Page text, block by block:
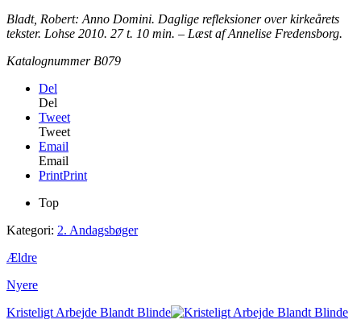
Bladt, Robert: Anno Domini. Daglige refleksioner over kirkeårets
tekster. Lohse 2010. 27 t. 10 min. – Læst af Annelise Fredensborg.
Katalognummer B079
Del
Del
Tweet
Tweet
Email
Email
PrintPrint
Top
Kategori: 2. Andagsbøger
Ældre
Nyere
Kristeligt Arbejde Blandt Blinde